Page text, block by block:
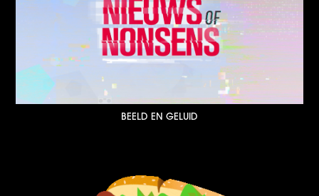
BEELD EN GELUID